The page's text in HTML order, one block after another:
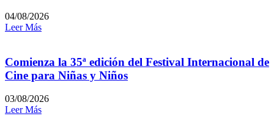
04/08/2026
Leer Más
Comienza la 35ª edición del Festival Internacional de
Cine para Niñas y Niños
03/08/2026
Leer Más